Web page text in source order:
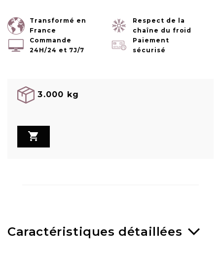
Transformé en
France
Respect de la
chaîne du froid
Commande
24H/24 et 7J/7
Paiement
sécurisé
3.000 kg

Caractéristiques détaillées